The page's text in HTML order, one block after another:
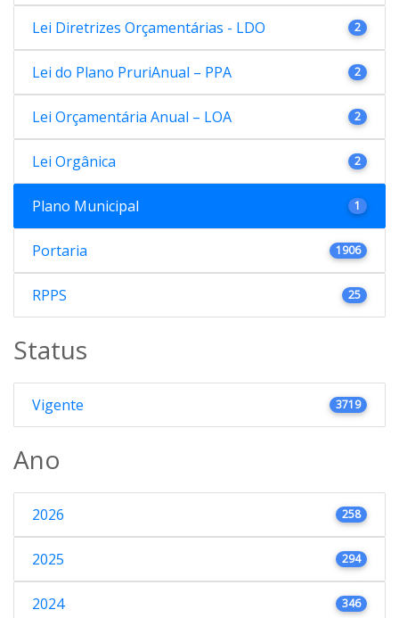
Lei Diretrizes Orçamentárias - LDO 2
Lei do Plano PruriAnual – PPA 2
Lei Orçamentária Anual – LOA 2
Lei Orgânica 2
Plano Municipal 1
Portaria 1906
RPPS 25
Status
Vigente 3719
Ano
2026 258
2025 294
2024 346